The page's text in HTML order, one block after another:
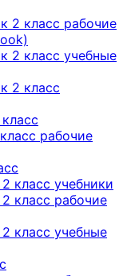
2 класс рабочие
2 класс учебные
2 класс
рабочие
класс учебники
класс рабочие
класс учебные